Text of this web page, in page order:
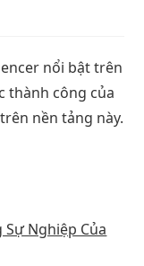
nổi bật trên
thành công của
nền tảng này.
Sự Nghiệp Của